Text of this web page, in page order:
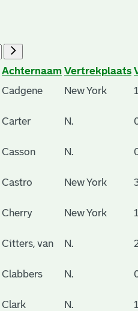
Achternaam Vertrekplaats
Cadgene New York
Carter N.
Casson N.
Castro New York
Cherry New York
Citters, van N.
Clabbers N.
Clark N.